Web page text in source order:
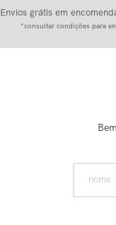
Envios grátis em
*consultar condições para